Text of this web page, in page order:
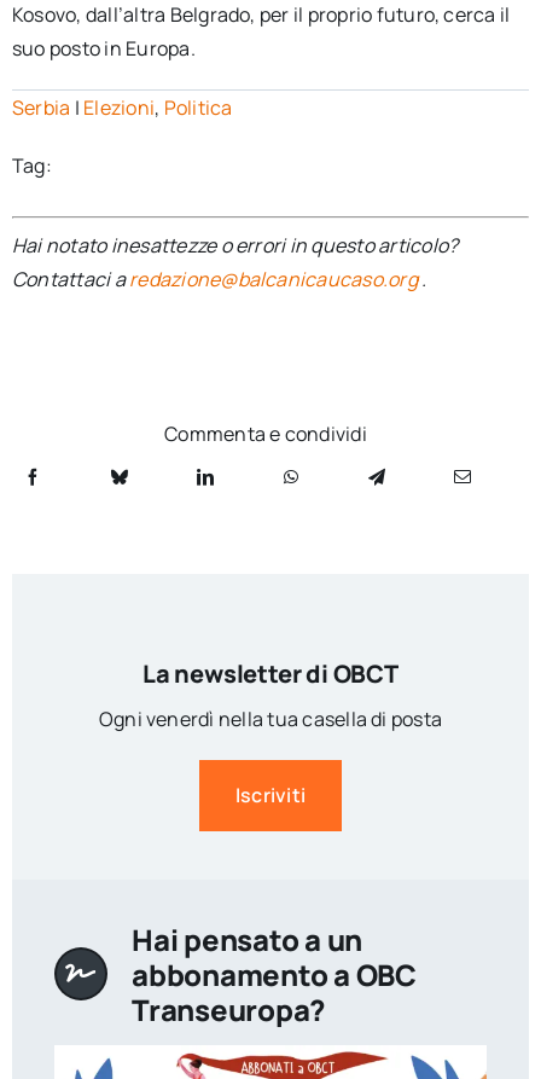
Kosovo, dall’altra Belgrado, per il proprio futuro, cerca il
suo posto in Europa.
Serbia | Elezioni, Politica
Tag:
Hai notato inesattezze o errori in questo articolo?
Contattaci aredazione@balcanicaucaso.org.
Commenta e condividi
La newsletter di OBCT
Ogni venerdì nella tua casella di posta
Iscriviti
Hai pensato a un
abbonamento a OBC
Transeuropa?